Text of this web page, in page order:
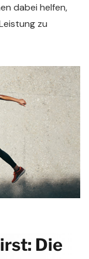
dabei helfen,
zu
Die